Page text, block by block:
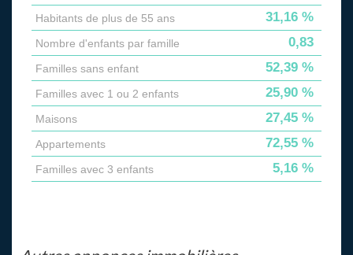
Habitants de plus de 55 ans 31,16 %
Nombre d'enfants par famille 0,83
Familles sans enfant 52,39 %
Familles avec 1 ou 2 enfants 25,90 %
Maisons 27,45 %
Appartements 72,55 %
Familles avec 3 enfants 5,16 %